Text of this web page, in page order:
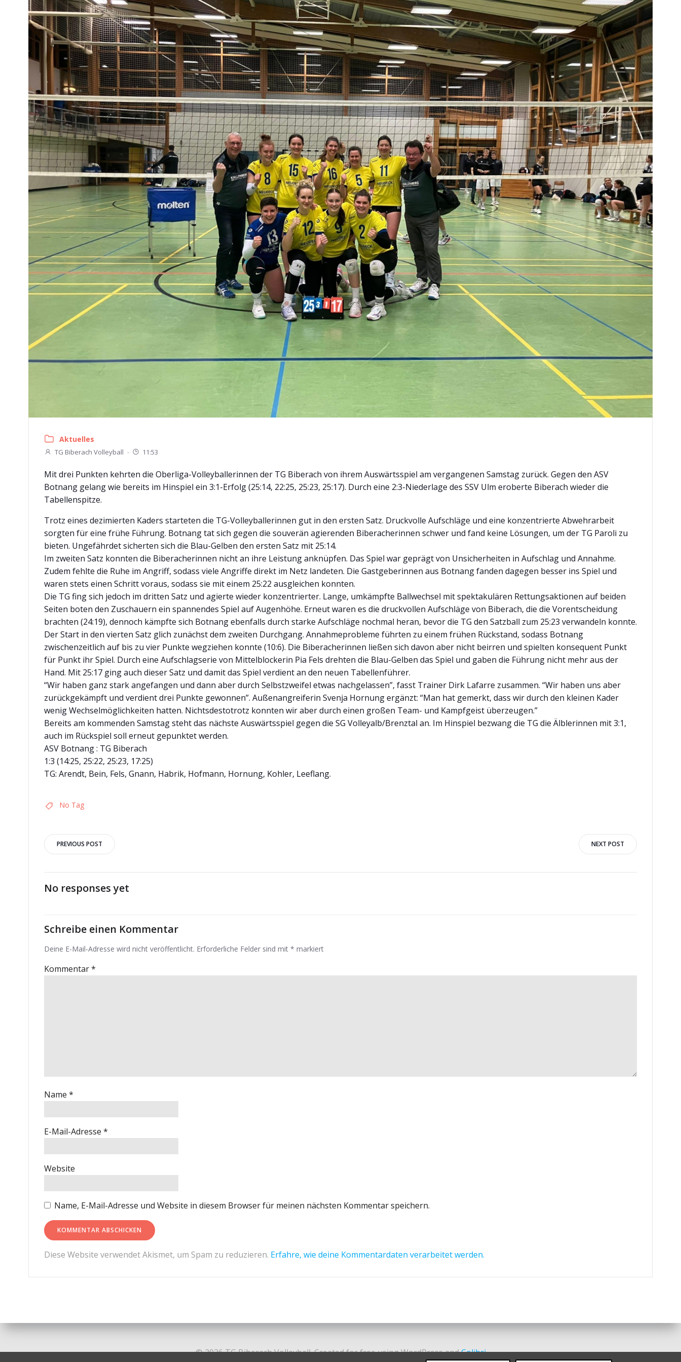
Aktuelles
TG Biberach Volleyball - 11:53
Mit drei Punkten kehrten die Oberliga-Volleyballerinnen der TG Biberach von ihrem Auswärtsspiel am vergangenen Samstag zurück. Gegen den ASV
Botnang gelang wie bereits im Hinspiel ein 3:1-Erfolg (25:14, 22:25, 25:23, 25:17). Durch eine 2:3-Niederlage des SSV Ulm eroberte Biberach wieder die
Tabellenspitze.
Trotz eines dezimierten Kaders starteten die TG-Volleyballerinnen gut in den ersten Satz. Druckvolle Aufschläge und eine konzentrierte Abwehrarbeit
sorgten für eine frühe Führung. Botnang tat sich gegen die souverän agierenden Biberacherinnen schwer und fand keine Lösungen, um der TG Paroli zu
bieten. Ungefährdet sicherten sich die Blau-Gelben den ersten Satz mit 25:14.
Im zweiten Satz konnten die Biberacherinnen nicht an ihre Leistung anknüpfen. Das Spiel war geprägt von Unsicherheiten in Aufschlag und Annahme.
Zudem fehlte die Ruhe im Angriff, sodass viele Angriffe direkt im Netz landeten. Die Gastgeberinnen aus Botnang fanden dagegen besser ins Spiel und
waren stets einen Schritt voraus, sodass sie mit einem 25:22 ausgleichen konnten.
Die TG fing sich jedoch im dritten Satz und agierte wieder konzentrierter. Lange, umkämpfte Ballwechsel mit spektakulären Rettungsaktionen auf beiden
Seiten boten den Zuschauern ein spannendes Spiel auf Augenhöhe. Erneut waren es die druckvollen Aufschläge von Biberach, die die Vorentscheidung
brachten (24:19), dennoch kämpfte sich Botnang ebenfalls durch starke Aufschläge nochmal heran, bevor die TG den Satzball zum 25:23 verwandeln konnte.
Der Start in den vierten Satz glich zunächst dem zweiten Durchgang. Annahmeprobleme führten zu einem frühen Rückstand, sodass Botnang
zwischenzeitlich auf bis zu vier Punkte wegziehen konnte (10:6). Die Biberacherinnen ließen sich davon aber nicht beirren und spielten konsequent Punkt
für Punkt ihr Spiel. Durch eine Aufschlagserie von Mittelblockerin Pia Fels drehten die Blau-Gelben das Spiel und gaben die Führung nicht mehr aus der
Hand. Mit 25:17 ging auch dieser Satz und damit das Spiel verdient an den neuen Tabellenführer.
“Wir haben ganz stark angefangen und dann aber durch Selbstzweifel etwas nachgelassen”, fasst Trainer Dirk Lafarre zusammen. “Wir haben uns aber
zurückgekämpft und verdient drei Punkte gewonnen”. Außenangreiferin Svenja Hornung ergänzt: “Man hat gemerkt, dass wir durch den kleinen Kader
wenig Wechselmöglichkeiten hatten. Nichtsdestotrotz konnten wir aber durch einen großen Team- und Kampfgeist überzeugen.”
Bereits am kommenden Samstag steht das nächste Auswärtsspiel gegen die SG Volleyalb/Brenztal an. Im Hinspiel bezwang die TG die Älblerinnen mit 3:1,
auch im Rückspiel soll erneut gepunktet werden.
ASV Botnang : TG Biberach
1:3 (14:25, 25:22, 25:23, 17:25)
TG: Arendt, Bein, Fels, Gnann, Habrik, Hofmann, Hornung, Kohler, Leeflang.
No Tag
Post
navigation
PREVIOUS POST
navigation
NEXT POST
No responses yet
Schreibe einen Kommentar
Deine E-Mail-Adresse wird nicht veröffentlicht. Erforderliche Felder sind mit * markiert
Kommentar*
Name *
E-Mail-Adresse *
Website
Name, E-Mail-Adresse und Website in diesem Browser für meinen nächsten Kommentar speichern.
Diese Website verwendet Akismet, um Spam zu reduzieren. Erfahre, wie deine Kommentardaten verarbeitet werden.
© 2026 TG Biberach Volleyball. Created for free using WordPress andColibri